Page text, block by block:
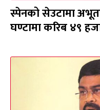
स्पेनको सेउटामा
घण्टामा करिब ४९